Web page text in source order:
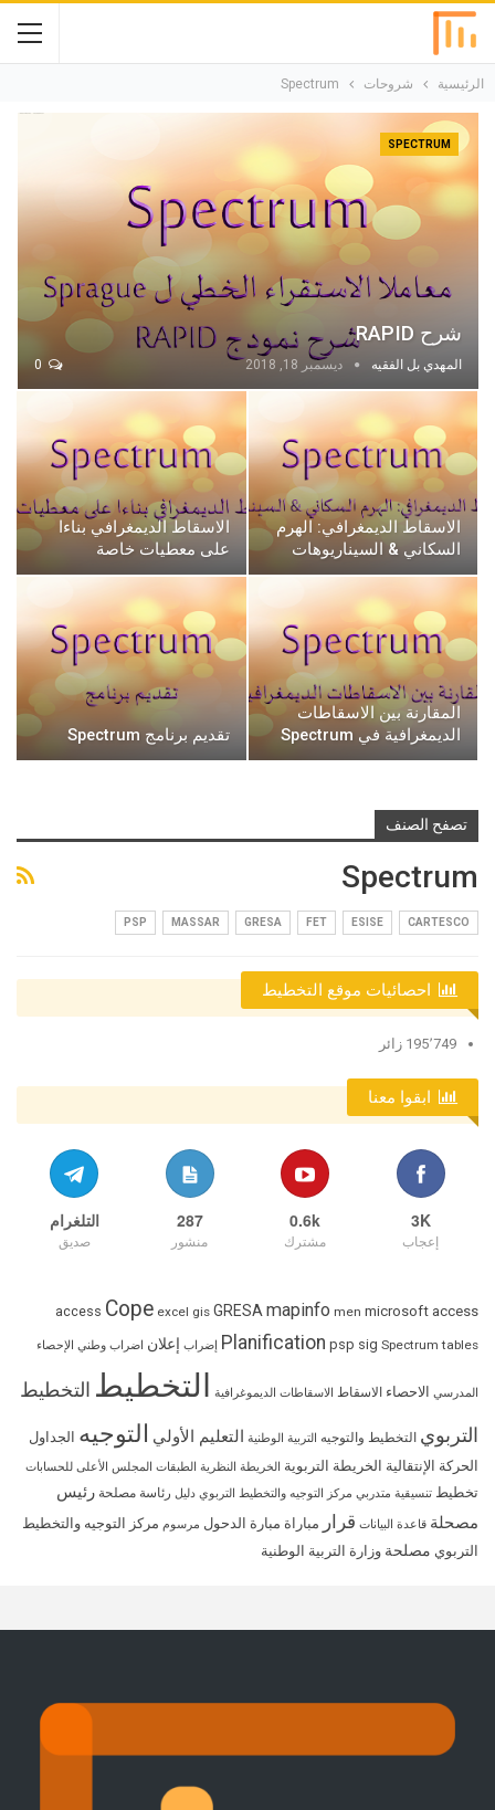
الرئيسية شروحات Spectrum
SPECTRUM
شرح RAPID
المهدي بل الفقيه ديسمبر 18, 2018
الاسقاط الديمغرافي: الهرم
السكاني & السيناريوهات
الاسقاط الديمغرافي بناءا
على معطيات خاصة
المقارنة بين الاسقاطات
الديمغرافية في Spectrum
تقديم برنامج Spectrum
تصفح الصنف
Spectrum
CARTESCO
ESISE
FET
GRESA
MASSAR
PSP
احصائيات موقع التخطيط
195٬749 زائر
ابقوا معنا
3K
إعجاب
0.6k
مشترك
287
منشور
التلغرام
صديق
access Cope excel gis GRESA mapinfo men microsoft access
Planification psp sig Spectrum tables إضراب إعلان اضراب وطني الإحصاء
المدرسي الاحصاء الاسقاط الاسقاطات الديموغرافية التخطيط التخطيط
التربوي التخطيط والتوجيه التربية الوطنية التعليم الأولي التوجيه الجداول
الحركة الإنتقالية الخريطة التربوية الخريطة النظرية الطبقات المجلس الأعلى للحسابات
تخطيط تنسيقية متدربي مركز التوجيه والتخطيط التربوي دليل رئاسة مصلحة رئيس
مصحلة قاعدة البيانات قرار مباراة مبارة الدحول مرسوم مركز التوجيه والتخطيط
التربوي مصلحة وزارة التربية الوطنية